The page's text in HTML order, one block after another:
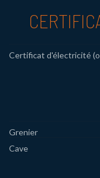
Certificat d'électricité
Grenier
Cave